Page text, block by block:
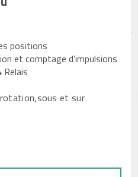
positions
et comptage d’impulsions
et sur